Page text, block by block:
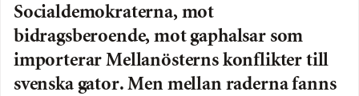
Socialdemokraterna, mot
bidragsberoende, mot gaphalsar som
importerar Mellanösterns konflikter till
svenska gator. Men mellan raderna fanns